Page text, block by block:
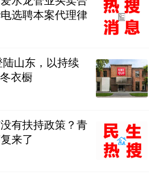
选聘本案代理律
山东，以持续
衣橱
有扶持政策？青
来了